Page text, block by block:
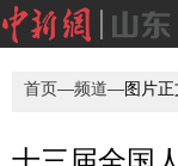
首页—频道—图片正